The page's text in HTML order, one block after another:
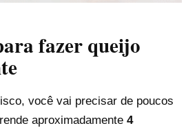
fazer queijo
você vai precisar de poucos
aproximadamente 4